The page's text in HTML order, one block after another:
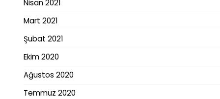
Nisan 2021
Mart 2021
Şubat 2021
Ekim 2020
Ağustos 2020
Temmuz 2020